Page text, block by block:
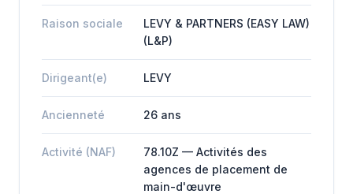
Raison sociale
LEVY & PARTNERS (EASY LAW)
(L&P)
Dirigeant(e) LEVY
Ancienneté 26 ans
Activité (NAF)
78.10Z — Activités des
agences de placement de
main-d'œuvre